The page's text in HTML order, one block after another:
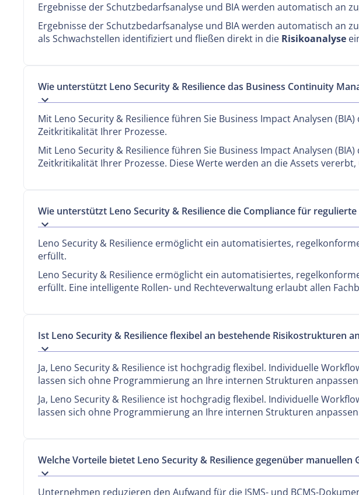
Ergebnisse der Schutzbedarfsanalyse und BIA werden automatisch an
Ergebnisse der Schutzbedarfsanalyse und BIA werden automatisch an
als Schwachstellen identifiziert und fließen direkt in die Risikoanalyse
Wie unterstützt Leno Security & Resilience das Business Continuity
Mit Leno Security & Resilience führen Sie Business Impact Analysen
Zeitkritikalität Ihrer Prozesse.
Mit Leno Security & Resilience führen Sie Business Impact Analysen
Zeitkritikalität Ihrer Prozesse. Diese Werte werden an die Assets
Wie unterstützt Leno Security & Resilience die Compliance für regulierte
Leno Security & Resilience ermöglicht ein automatisiertes,
erfüllt.
Leno Security & Resilience ermöglicht ein automatisiertes,
erfüllt. Eine intelligente Rollen- und Rechteverwaltung erlaubt allen
Ist Leno Security & Resilience flexibel an bestehende Risikostrukturen
Ja, Leno Security & Resilience ist hochgradig flexibel. Individuelle
lassen sich ohne Programmierung an Ihre internen Strukturen
Ja, Leno Security & Resilience ist hochgradig flexibel. Individuelle
lassen sich ohne Programmierung an Ihre internen Strukturen
Welche Vorteile bietet Leno Security & Resilience gegenüber manuellen
Unternehmen reduzieren den Aufwand für die ISMS- und BCMS-